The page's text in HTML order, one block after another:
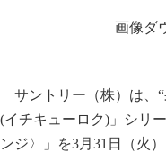
画像ダ
サントリー（株）は、“
(イチキューロク)」シリ
ンジ〉」を3月31日（火